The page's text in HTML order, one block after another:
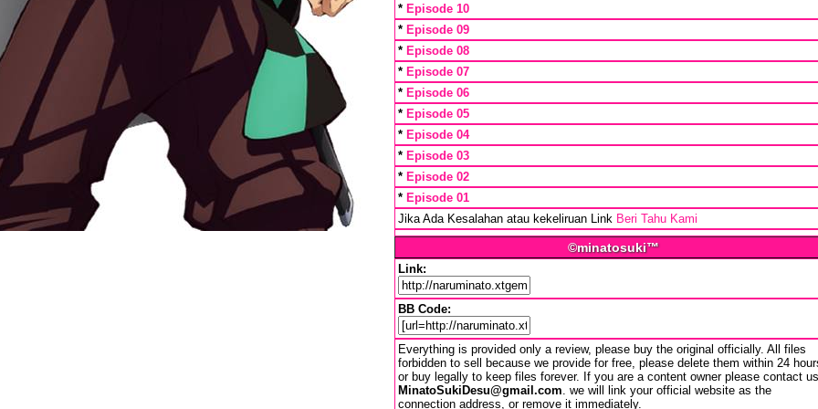
* Episode 10
* Episode 09
* Episode 08
* Episode 07
* Episode 06
* Episode 05
* Episode 04
* Episode 03
* Episode 02
* Episode 01
Jika Ada Kesalahan atau kekeliruan Link Beri Tahu Kami
©minatosuki™
Link:
BB Code:
Everything is provided only a review, please buy the original officially. All files
forbidden to sell because we provide for free, please delete them within 24
or buy legally to keep files forever. If you are a content owner please contact us
MinatoSukiDesu@gmail.com . we will link your official website as the
connection address, or remove it immediately.